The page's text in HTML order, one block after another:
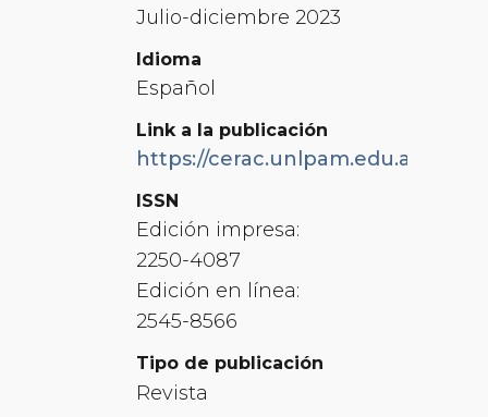
Julio-diciembre 2023
Idioma
Español
Link a la publicación
https://cerac.unlpam.edu.ar/
ISSN
Edición impresa:
2250-4087
Edición en línea:
2545-8566
Tipo de publicación
Revista